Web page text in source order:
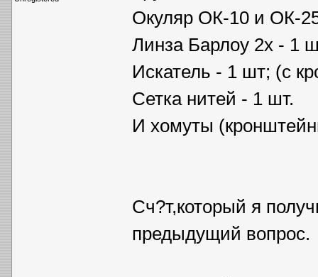
Окуляр ОК-10 и ОК-
Линза Барлоу 2х - 1
Искатель - 1 шт; (с
Сетка нитей - 1 шт.
И хомуты
Сч?т,который я
предыдущий вопрос.